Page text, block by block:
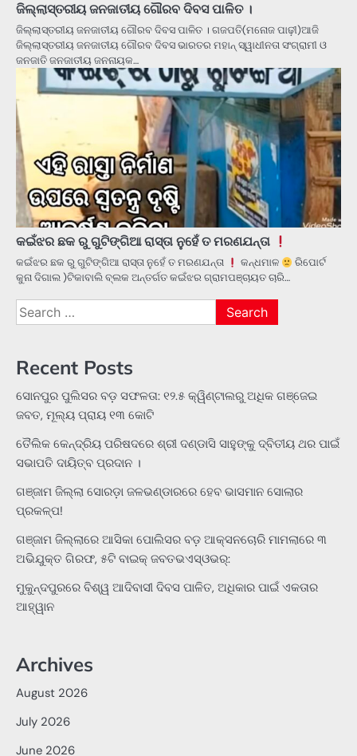
ଜିଲ୍ଲାସ୍ତରୀୟ ଜନଜାତୀୟ ଗୌରବ ଦିବସ ପାଳିତ ।
ଜିଲ୍ଲାସ୍ତରୀୟ ଜନଜାତୀୟ ଗୌରବ ଦିବସ ପାଳିତ । ଗଜପତି(ମନୋଜ ପାଢ଼ୀ)ଆଜି
ଜିଲ୍ଲାସ୍ତରୀୟ ଜନଜାତୀୟ ଗୌରବ ଦିବସ ଭାରତର ମହାନ୍ ସ୍ୱାଧୀନତା ସଂଗ୍ରାମୀ ଓ
ଜନଜାତି ଜନଜାତୀୟ ଜନନାୟକ…
କଇଁଝର ଛକ ରୁ ଗୁଟିଙ୍ଗିଆ ରାସ୍ତା ନୁହେଁ ତ ମରଣଯନ୍ତା
କଇଁଝର ଛକ ରୁ ଗୁଟିଙ୍ଗିଆ ରାସ୍ତା ନୁହେଁ ତ ମରଣଯନ୍ତା କନ୍ଧମାଳ
ରିପୋର୍ଟ
କୁନା ଦିଗାଲ )ଟିକାବାଲି ବ୍ଲକ ଅନ୍ତର୍ଗତ କଇଁଝର ଗ୍ରାମପଞ୍ଚାୟତ ଚାରି…
Search
for:
Recent Posts
ସୋନପୁର ପୁଲିସର ବଡ଼ ସଫଳତା: ୧୨.୫ କ୍ୱିଣ୍ଟାଲରୁ ଅଧିକ ଗଞ୍ଜେଇ
ଜବତ, ମୂଲ୍ୟ ପ୍ରାୟ ୧୩ କୋଟି
ତୈଲିକ କେନ୍ଦ୍ରିୟ ପରିଷଦରେ ଶ୍ରୀ ଦଣ୍ଡାସି ସାହୁଙ୍କୁ ଦ୍ବିତୀୟ ଥର ପାଇଁ
ସଭାପତି ଦାୟିତ୍ବ ପ୍ରଦାନ ।
ଗଞ୍ଜାମ ଜିଲ୍ଲା ସୋରଡ଼ା ଜଳଭଣ୍ଡାରରେ ହେବ ଭାସମାନ ସୋଲାର
ପ୍ରକଳ୍ପ!
ଗଞ୍ଜାମ ଜିଲ୍ଲାରେ ଆସିକା ପୋଲିସର ବଡ଼ ଆକ୍ସନଚୋରି ମାମଲାରେ ୩
ଅଭିଯୁକ୍ତ ଗିରଫ, ୫ଟି ବାଇକ୍ ଜବତଭଏସ୍‌ଓଭର୍:
ମୁକୁନ୍ଦପୁରରେ ବିଶ୍ୱ ଆଦିବାସୀ ଦିବସ ପାଳିତ, ଅଧିକାର ପାଇଁ ଏକତାର
ଆହ୍ୱାନ
Archives
August 2026
July 2026
June 2026